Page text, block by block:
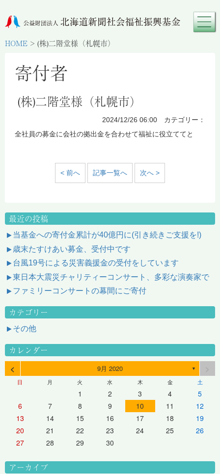
HOME > (株)二階堂様（札幌市）
寄付者
(株)二階堂様（札幌市）
2024/12/26 06:00 カテゴリー：
全社員の募金に会社の拠出金を合わせて福祉に役立ててと
< 前へ 記事一覧へ 次へ >
最近の投稿
当基金への寄付金累計が40億円に(引き続きご支援を!)
歳末たすけあい募金、受付中です
台風19号による災害義援金の受付をしています
東日本大震災チャリティーコンサート、多彩な演奏家で
ファミリーコンサートの幕間にご寄付
カテゴリー
その他
カレンダー
< 9月 2020 ▼
日 月 火 水 木 金 土
1 2 3 4
5
6
7 8 9 10 11
12
13
14 15 16 17 18
19
20
21 22 23 24 25
26
27
28 29 30
アーカイブ